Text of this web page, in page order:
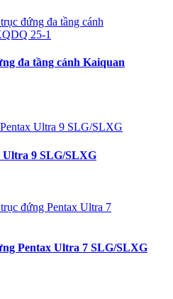
đa tầng cánh Kaiquan
Ultra 9 SLG/SLXG
Pentax Ultra 7 SLG/SLXG